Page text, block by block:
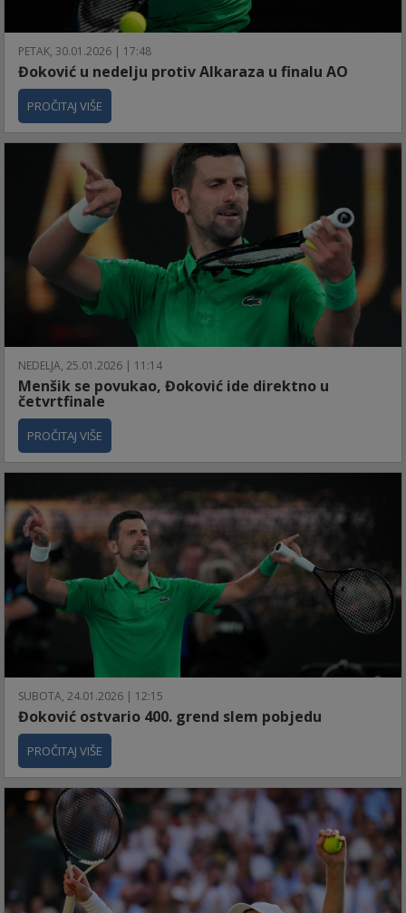
PETAK, 30.01.2026 | 17:48
Đoković u nedelju protiv Alkaraza u finalu AO
PROČITAJ VIŠE
NEDELJA, 25.01.2026 | 11:14
Menšik se povukao, Đoković ide direktno u
četvrtfinale
PROČITAJ VIŠE
SUBOTA, 24.01.2026 | 12:15
Đoković ostvario 400. grend slem pobjedu
PROČITAJ VIŠE